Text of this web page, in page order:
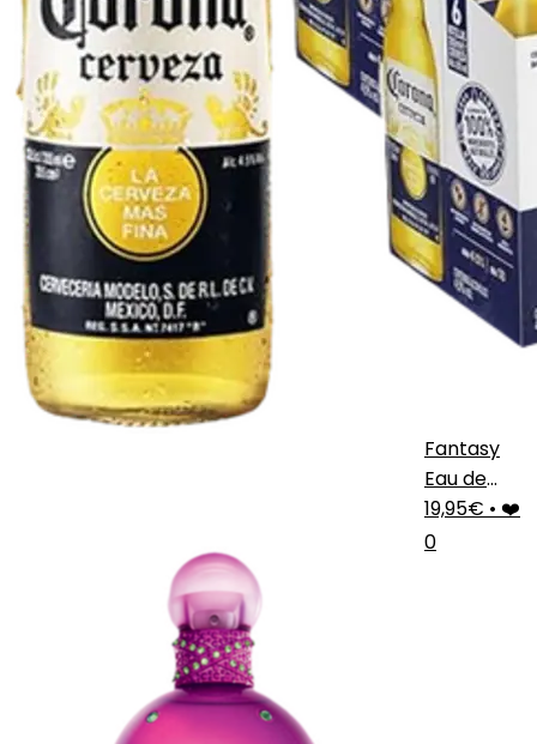
Fantasy
Eau de
Parfum
19,95€ • ❤️
0